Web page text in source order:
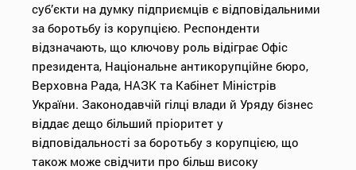
суб’єкти на думку підприємців є відповідальними
за боротьбу із корупцією. Респонденти
відзначають, що ключову роль відіграє Офіс
президента, Національне антикорупційне бюро,
Верховна Рада, НАЗК та Кабінет Міністрів
України. Законодавчій гілці влади й Уряду бізнес
віддає дещо більший пріоритет у
відповідальності за боротьбу з корупцією, що
також може свідчити про більш високу